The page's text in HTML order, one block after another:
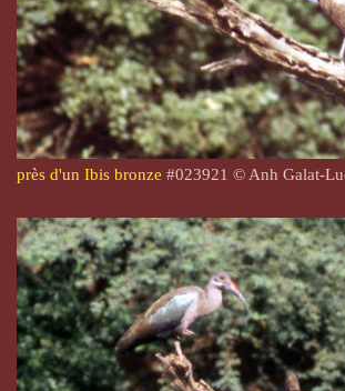
près d'un Ibis bronze #023921 © Anh Galat-